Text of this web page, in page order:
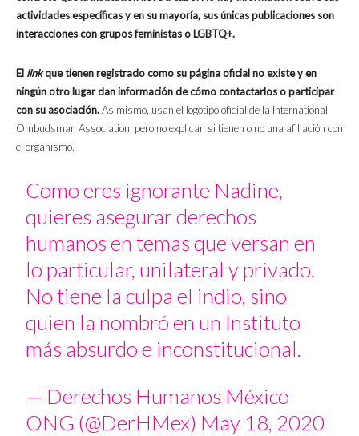
actividades específicas y en su mayoría, sus únicas publicaciones son
interacciones con grupos feministas o LGBTQ+.
El linkque tienen registrado como su página oficial no existe y en
ningún otro lugar dan información de cómo contactarlos o participar
con su asociación.Asimismo, usan el logotipo oficial de la International
Ombudsman Association, pero no explican si tienen o no una afiliación con
el organismo.
Como eres ignorante Nadine,
quieres asegurar derechos
humanos en temas que versan en
lo particular, unilateral y privado.
No tiene la culpa el indio, sino
quien la nombró en un Instituto
más absurdo e inconstitucional.
— Derechos Humanos México
ONG (@DerHMex) May 18, 2020